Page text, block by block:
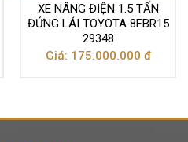
XE NÂNG ĐIỆN 1.5 TẤN
ĐỨNG LÁI TOYOTA 8FBR15
29348
Giá: 175.000.000 đ